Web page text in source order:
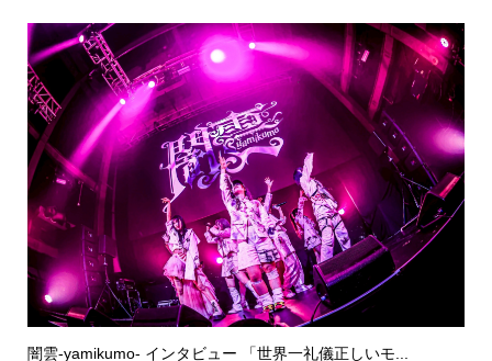
闇雲-yamikumo- インタビュー 「世界一礼儀正しいモ...